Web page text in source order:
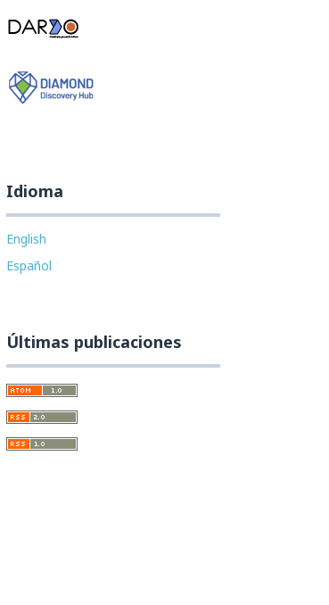
Idioma
English
Español
Últimas publicaciones